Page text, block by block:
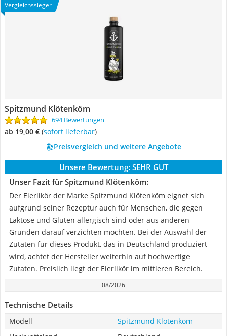
Vergleichssieger
Spitzmund Klötenköm
694 Bewertungen
ab 19,00 € ( Sofort lieferbar)
Preisvergleich und weitere Angebote
Unsere Bewertung: SEHR GUT
Unser Fazit für Spitzmund Klötenköm:
Der Eierlikör der Marke Spitzmund Klötenköm eignet sich
aufgrund seiner Rezeptur auch für Menschen, die gegen
Laktose und Gluten allergisch sind oder aus anderen
Gründen darauf verzichten möchten. Bei der Auswahl der
Zutaten für dieses Produkt, das in Deutschland produziert
wird, achtet der Hersteller weiterhin auf hochwertige
Zutaten. Preislich liegt der Eierlikör im mittleren Bereich.
08/2026
Technische Details
Modell
Spitzmund Klötenköm